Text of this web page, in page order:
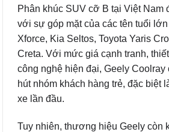
Phân khúc SUV cỡ B tại Việt Nam
với sự góp mặt của các tên tuổi
Xforce, Kia Seltos, Toyota Yaris
Creta. Với mức giá cạnh tranh,
công nghệ hiện đại, Geely Coolray
hút nhóm khách hàng trẻ, đặc biệt
xe lần đầu.
Tuy nhiên, thương hiệu Geely còn